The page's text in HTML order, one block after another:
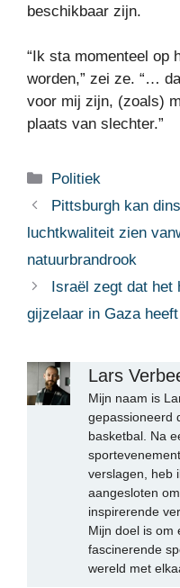
beschikbaar zijn.
“Ik sta momenteel op
worden,” zei ze. “…
voor mij zijn, (zoals)
plaats van slechter.”
Categorieën
Politiek
Pittsburgh kan
luchtkwaliteit zien
natuurbrandrook
Israël zegt dat
gijzelaar in Gaza heeft
Lars
Mijn naam is
gepassioneerd
basketbal. Na
verslagen, heb
aangesloten
inspirerende
Mijn doel is om
fascinerende
wereld met